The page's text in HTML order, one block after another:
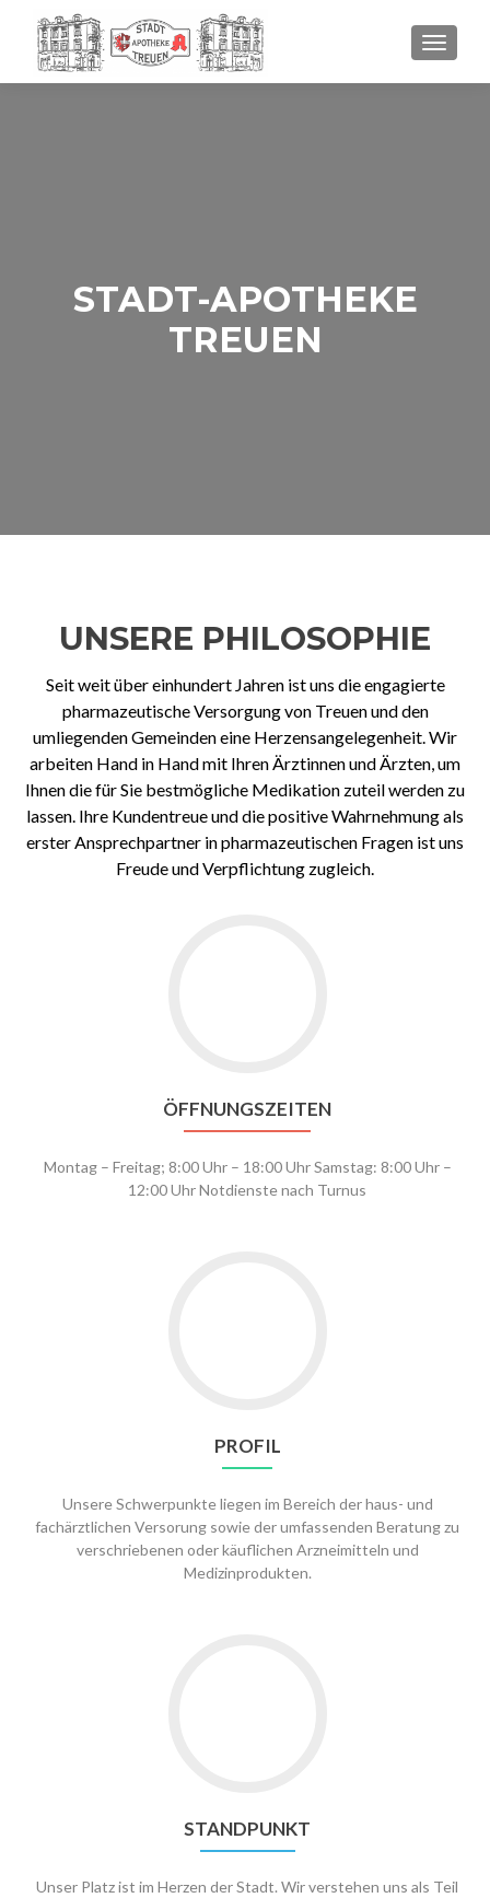
STADT-APOTHEKE
TREUEN
UNSERE PHILOSOPHIE
Seit weit über einhundert Jahren ist uns die engagierte
pharmazeutische Versorgung von Treuen und den
umliegenden Gemeinden eine Herzensangelegenheit. Wir
arbeiten Hand in Hand mit Ihren Ärztinnen und Ärzten, um
Ihnen die für Sie bestmögliche Medikation zuteil werden zu
lassen. Ihre Kundentreue und die positive Wahrnehmung als
erster Ansprechpartner in pharmazeutischen Fragen ist uns
Freude und Verpflichtung zugleich.
ÖFFNUNGSZEITEN
Montag – Freitag; 8:00 Uhr – 18:00 Uhr Samstag: 8:00 Uhr –
12:00 Uhr Notdienste nach Turnus
PROFIL
Unsere Schwerpunkte liegen im Bereich der haus- und
fachärztlichen Versorung sowie der umfassenden Beratung zu
verschriebenen oder käuflichen Arzneimitteln und
Medizinprodukten.
STANDPUNKT
Unser Platz ist im Herzen der Stadt. Wir verstehen uns als Teil